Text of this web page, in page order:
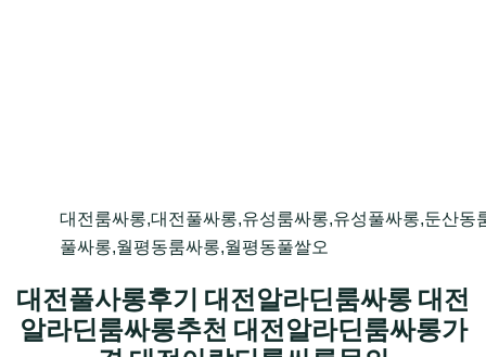
대전룸싸롱,대전풀싸롱,유성룸싸롱,유성풀싸롱,둔산동
풀싸롱,월평동룸싸롱,월평동풀쌀오
대전풀사롱후기 대전알라딘룸싸롱 대전
알라딘룸싸롱추천 대전알라딘룸싸롱가